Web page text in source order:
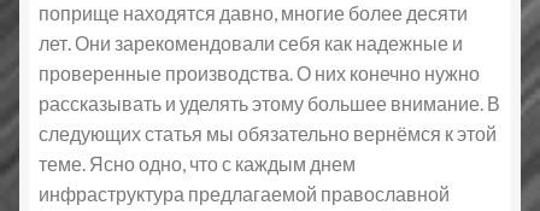
поприще находятся давно, многие более десяти
лет. Они зарекомендовали себя как надежные и
проверенные производства. О них конечно нужно
рассказывать и уделять этому большее внимание. В
следующих статья мы обязательно вернёмся к этой
теме. Ясно одно, что с каждым днем
инфраструктура предлагаемой православной